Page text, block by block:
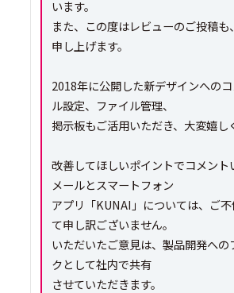
います。
また、この度はレビューのご投稿も
申し上げます。
2018年に公開した新デザインへの
ル設定、ファイル管理、
掲示板もご活用いただき、大変嬉し
改善してほしいポイントでコメント
メールとスマートフォン
アプリ「KUNAI」については、ご
て申し訳ございません。
いただいたご意見は、製品開発への
クとして社内で共有
させていただきます。